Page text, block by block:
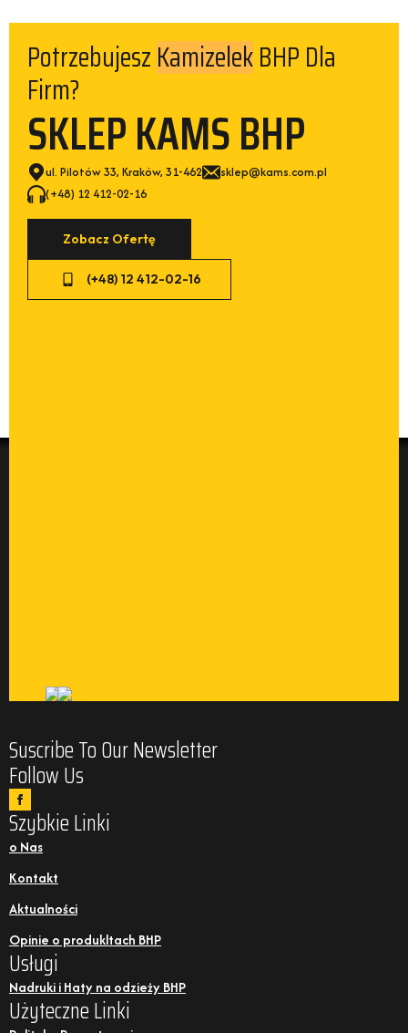
PotrzebujeszKamizelekBHP Dla
Firm?
SKLEP KAMS BHP
ul. Pilotów 33, Kraków, 31-462
sklep@kams.com.pl
(+48) 12 412-02-16
Zobacz Ofertę
(+48) 12 412-02-16
Suscribe To Our Newsletter
Follow Us
Szybkie Linki
o Nas
Kontakt
Aktualności
Opinie o produkltach BHP
Usługi
Nadruki i Haty na odzieży BHP
Użyteczne Linki